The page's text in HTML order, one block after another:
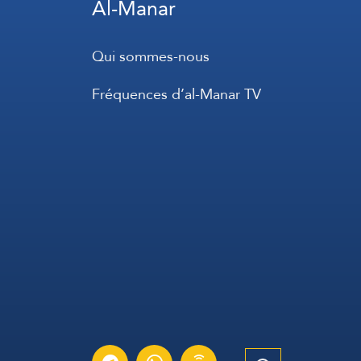
Al-Manar
Qui sommes-nous
Fréquences d’al-Manar TV